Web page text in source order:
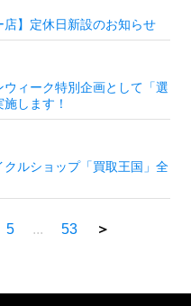
店】定休日新設のお知らせ
ウィーク特別企画として「選
します！
クルショップ「買取王国」全
5... 53 ＞